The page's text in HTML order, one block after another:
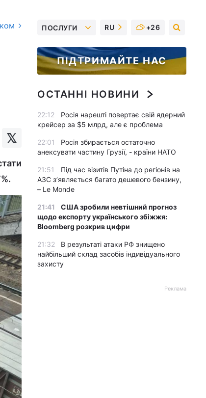
ПОСЛУГИ RU +26
ПІДТРИМАЙТЕ НАС
ОСТАННІ НОВИНИ
22:12
Росія нарешті повертає свій ядерний
крейсер за $5 млрд, але є проблема
22:01
Росія збирається остаточно
анексувати частину Грузії, - країни НАТО
21:51
Під час візитів Путіна до регіонів на
АЗС з’являється багато дешевого бензину,
– Le Monde
21:41
США зробили невтішний прогноз
щодо експорту українського збіжжя:
Bloomberg розкрив цифри
21:32
В результаті атаки РФ знищено
найбільший склад засобів індивідуального
захисту
Реклама